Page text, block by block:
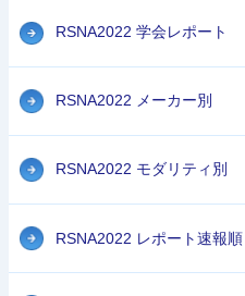
RSNA2022 学会レポート
RSNA2022 メーカー別
RSNA2022 モダリティ別
RSNA2022 レポート速報順